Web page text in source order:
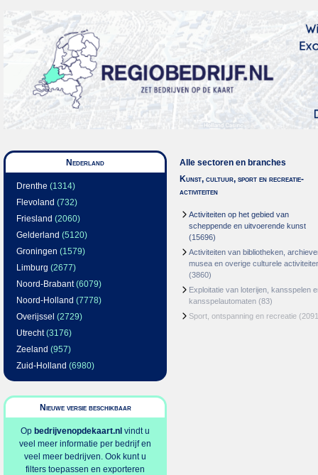
Nederland
Drenthe (1314)
Flevoland (732)
Friesland (2060)
Gelderland (5120)
Groningen (1579)
Limburg (2677)
Noord-Brabant(6079)
Noord-Holland (7778)
Overijssel (2729)
Utrecht(3176)
Zeeland (957)
Zuid-Holland (6980)
Nieuwe versie beschikbaar
Op bedrijvenopdekaart.nl vindt u
veel meer informatie per bedrijf en
veel meer bedrijven. Ook kunt u
filters toepassen en exporteren
Alle sectoren en branches
Kunst, cultuur, sport en recreatie-
activiteiten
Activiteiten op het gebied van
scheppende en uitvoerende kunst
(15696)
Activiteiten van bibliotheken,
musea en overige culturele
(3860)
Exploitatie van loterijen, kansspelen
kansspelautomaten (83)
Sport, ontspanning en recreatie